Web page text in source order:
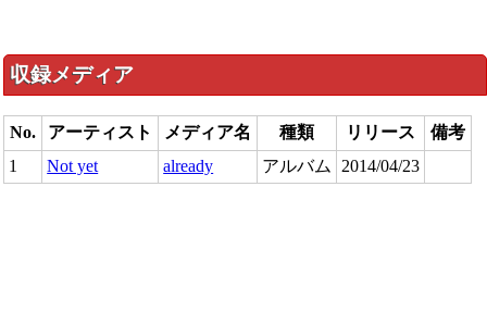
収録メディア
No. アーティスト メディア名 種類 リリース
備考
1
Not yet already アルバム 2014/04/23